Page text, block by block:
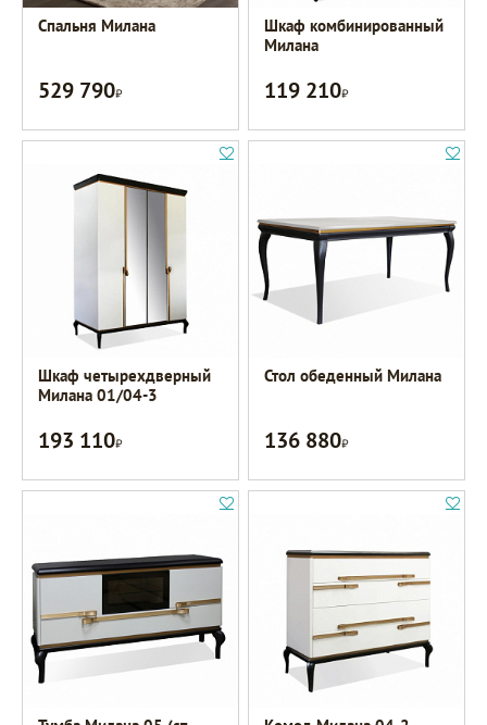
Спальня Милана
529 790Р
Шкаф комбинированный
Милана
119 210Р
Шкаф четырехдверный
Милана 01/04-3
193 110Р
Стол обеденный Милана
136 880Р